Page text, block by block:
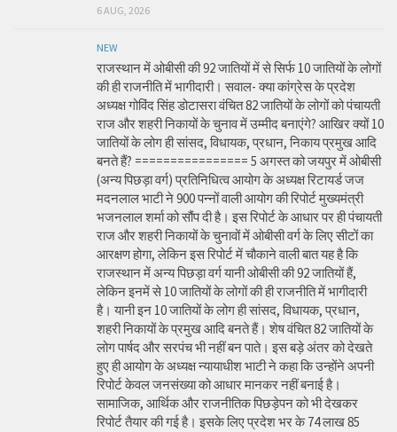
6 AUG, 2026
NEW
राजस्थान में ओबीसी की 92 जातियों में से सिर्फ 10 जातियों के लोगों
की ही राजनीति में भागीदारी। सवाल- क्या कांग्रेस के प्रदेश
अध्यक्ष गोविंद सिंह डोटासरा वंचित 82 जातियों के लोगों को पंचायती
राज और शहरी निकायों के चुनाव में उम्मीद बनाएंगे? आखिर क्यों 10
जातियों के लोग ही सांसद, विधायक, प्रधान, निकाय प्रमुख आदि
बनते हैं? ================ 5 अगस्त को जयपुर में ओबीसी
(अन्य पिछड़ा वर्ग) प्रतिनिधित्व आयोग के अध्यक्ष रिटायर्ड जज
मदनलाल भाटी ने 900 पन्नों वाली आयोग की रिपोर्ट मुख्यमंत्री
भजनलाल शर्मा को सौंप दी है। इस रिपोर्ट के आधार पर ही पंचायती
राज और शहरी निकायों के चुनावों में ओबीसी वर्ग के लिए सीटों का
आरक्षण होगा, लेकिन इस रिपोर्ट में चौकाने वाली बात यह है कि
राजस्थान में अन्य पिछड़ा वर्ग यानी ओबीसी की 92 जातियों हैं,
लेकिन इनमें से 10 जातियों के लोगों की ही राजनीति में भागीदारी
है। यानी इन 10 जातियों के लोग ही सांसद, विधायक, प्रधान,
शहरी निकायों के प्रमुख आदि बनते हैं। शेष वंचित 82 जातियों के
लोग पार्षद और सरपंच भी नहीं बन पाते। इस बड़े अंतर को देखते
हुए ही आयोग के अध्यक्ष न्यायाधीश भाटी ने कहा कि उन्होंने अपनी
रिपोर्ट केवल जनसंख्या को आधार मानकर नहीं बनाई है।
सामाजिक, आर्थिक और राजनीतिक पिछड़ेपन को भी देखकर
रिपोर्ट तैयार की गई है। इसके लिए प्रदेश भर के 74 लाख 85